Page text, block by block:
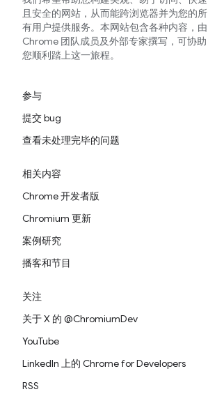
且安全的网站，从而能跨浏览器并为您的所
有用户提供服务。本网站包含各种内容，由
Chrome 团队成员及外部专家撰写，可协助
您顺利踏上这一旅程。
参与
提交 bug
查看未处理完毕的问题
相关内容
Chrome 开发者版
Chromium 更新
案例研究
播客和节目
关注
关于 X 的 @ChromiumDev
YouTube
LinkedIn 上的 Chrome for Developers
RSS